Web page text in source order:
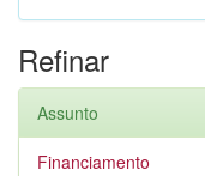
Refinar
Assunto
Financiamento